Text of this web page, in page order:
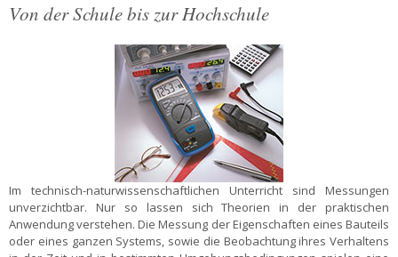
Von der Schule bis zur Hochschule
Im technisch-naturwissenschaftlichen Unterricht sind Messungen
unverzichtbar. Nur so lassen sich Theorien in der praktischen
Anwendung verstehen. Die Messung der Eigenschaften eines Bauteils
oder eines ganzen Systems, sowie die Beobachtung ihres Verhaltens